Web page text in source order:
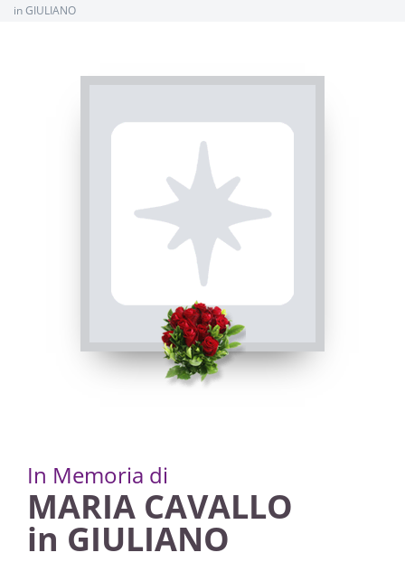
in GIULIANO
In Memoria di
MARIA CAVALLO
in GIULIANO
16/07/2022 20:30